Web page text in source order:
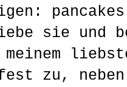
sie und
meinem
zu,